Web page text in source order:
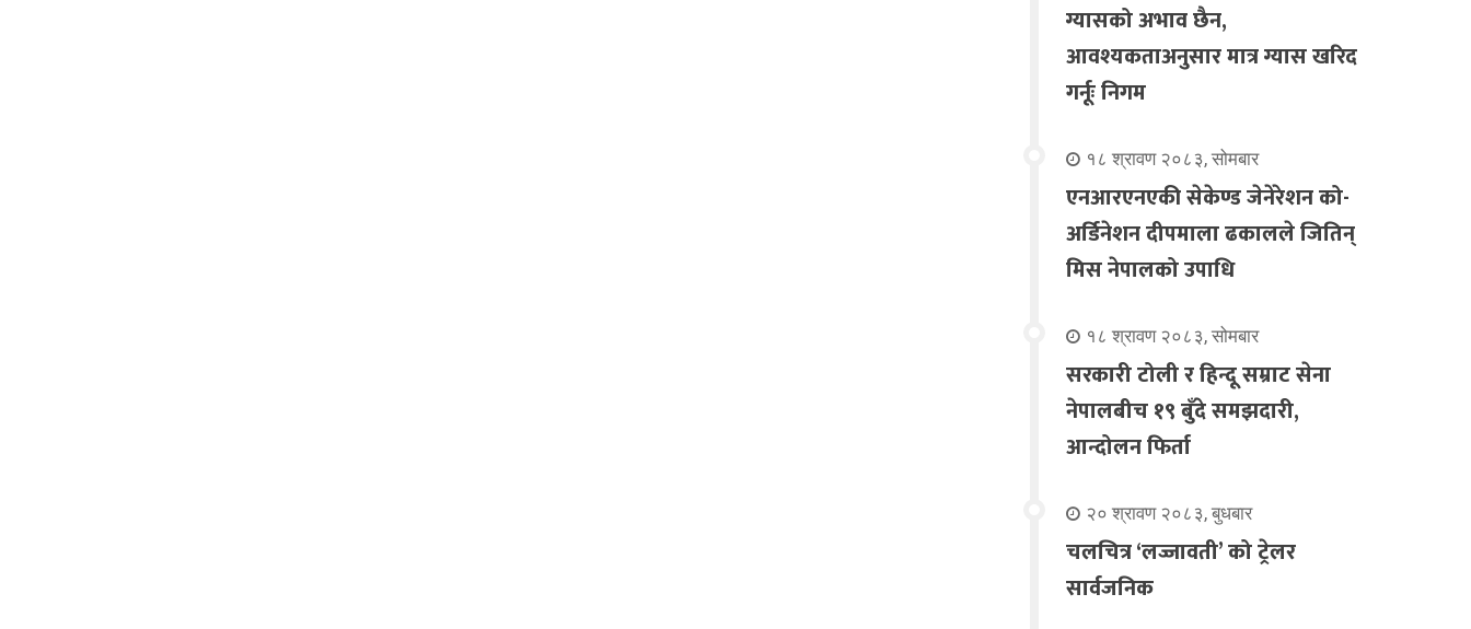
ग्यासको अभाव छैन,
आवश्यकताअनुसार मात्र ग्यास खरिद
गर्नूः निगम
१८ श्रावण २०८३, सोमबार
एनआरएनएकी सेकेण्ड जेनेरेशन को-
अर्डिनेशन दीपमाला ढकालले जितिन्
मिस नेपालको उपाधि
१८ श्रावण २०८३, सोमबार
सरकारी टोली र हिन्दू सम्राट सेना
नेपालबीच १९ बुँदे समझदारी,
आन्दोलन फिर्ता
२० श्रावण २०८३, बुधबार
चलचित्र ‘लज्जावती’ को ट्रेलर
सार्वजनिक